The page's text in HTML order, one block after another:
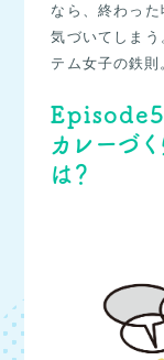
なら、終わっ
気づいてしま
テム女子の鉄則
Episode5
カレーづ
は？